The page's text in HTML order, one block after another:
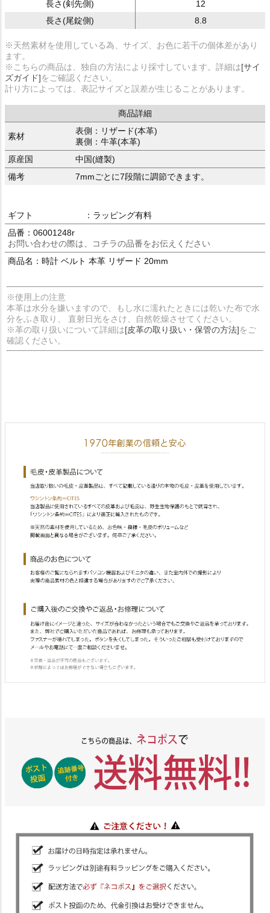
長さ(剣先側)
12
長さ(尾錠側)
8.8
※天然素材を使用している為、サイズ、お色に若干の個体差があり
ます。
※こちらの商品は、独自の方法により採寸しています。詳細は[サイ
ズガイド]をご確認ください。
計り方によっては、表記サイズと誤差が生じることがあります。
商品詳細
素材
表側：リザード(本革)
裏側：牛革(本革)
原産国
中国(縫製)
備考
7mmごとに7段階に調節できます。
ギフト
：ラッピング有料
品番：06001248r
お問い合わせの際は、コチラの品番をお伝えください
商品名：時計 ベルト 本革 リザード 20mm
※使用上の注意
本革は水分を嫌いますので、もし水に濡れたときには乾いた布で水
分をふき取り、 直射日光をさけ、自然乾燥させてください。
※革の取り扱いについて詳細は[皮革の取り扱い・保管の方法]をご
確認ください。